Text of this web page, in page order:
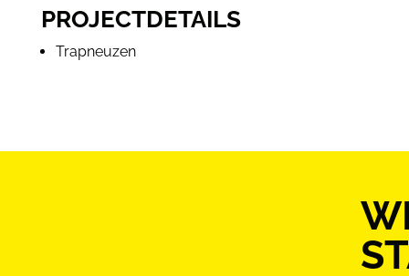
PROJECTDETAILS
Trapneuzen